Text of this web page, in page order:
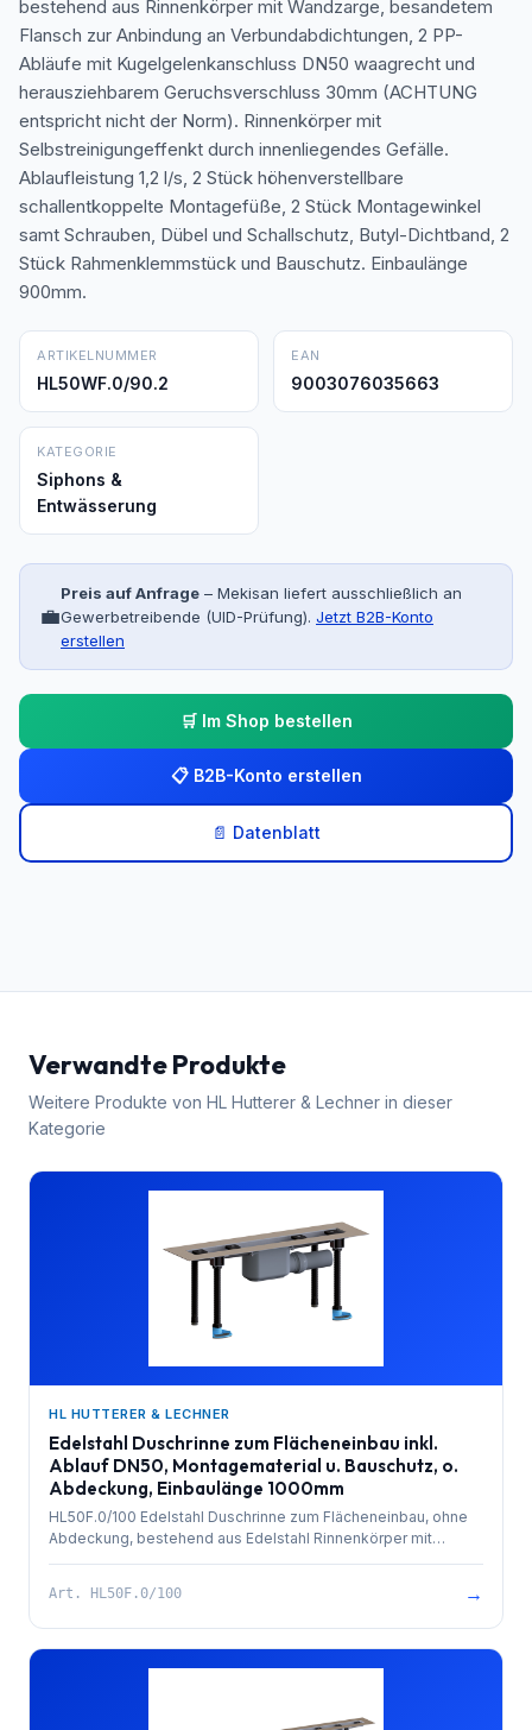
bestehend aus Rinnenkörper mit Wandzarge, besandetem
Flansch zur Anbindung an Verbundabdichtungen, 2 PP-
Abläufe mit Kugelgelenkanschluss DN50 waagrecht und
herausziehbarem Geruchsverschluss 30mm (ACHTUNG
entspricht nicht der Norm). Rinnenkörper mit
Selbstreinigungeffenkt durch innenliegendes Gefälle.
Ablaufleistung 1,2 l/s, 2 Stück höhenverstellbare
schallentkoppelte Montagefüße, 2 Stück Montagewinkel
samt Schrauben, Dübel und Schallschutz, Butyl-Dichtband, 2
Stück Rahmenklemmstück und Bauschutz. Einbaulänge
900mm.
ARTIKELNUMMER
HL50WF.0/90.2
EAN
9003076035663
KATEGORIE
Siphons &
Entwässerung
💼
Preis auf Anfrage – Mekisan liefert ausschließlich an
Gewerbetreibende (UID-Prüfung). Jetzt B2B-Konto
erstellen
🛒 Im Shop bestellen
📋 B2B-Konto erstellen
📄 Datenblatt
Verwandte Produkte
Weitere Produkte von HL Hutterer & Lechner in dieser
Kategorie
HL HUTTERER & LECHNER
Edelstahl Duschrinne zum Flächeneinbau inkl.
Ablauf DN50, Montagematerial u. Bauschutz, o.
Abdeckung, Einbaulänge 1000mm
HL50F.0/100 Edelstahl Duschrinne zum Flächeneinbau, ohne
Abdeckung, bestehend aus Edelstahl Rinnenkörper mit
besandetem Flansch zur Anbindung an Verbundabdichtungen,
herausziehbarem Geruchsverschluss. Rinnenkörper mit
Selbstreinigungseffekt durch innenliegendes Gefälle.
Ablaufleistung 0,8 l/sek. 4 Stk. höhenverstellbare,
schallentkoppelte Montagefüße und Bauschutz. Einbaulänge
Art. HL50F.0/100 →